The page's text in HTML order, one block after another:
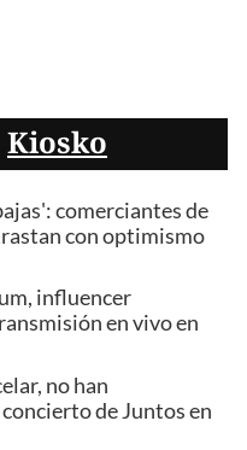
Kiosko
comerciantes de
con optimismo
influencer
en vivo en
no han
de Juntos en